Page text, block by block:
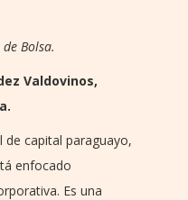
Bolsa.
Valdovinos,
de capital paraguayo,
enfocado
Es una